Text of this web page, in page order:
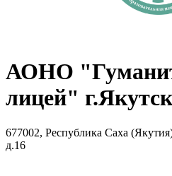
АОНО
лицей"
677002, Республика Саха
д.16